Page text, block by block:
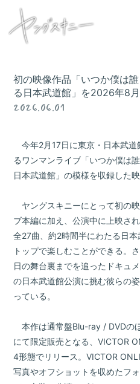
初の映像作品「いつか僕は
る日本武道館」を2026年8
2026.06.01
今年2月17日に東京・日本武道
るワンマンライブ「いつか僕は
日本武道館」の模様を収録した映
ヤングスキニーにとって初の
ブ本編に加え、公演中に上映さ
全27曲、約2時間半にわたる日
トップで楽しむことができる。
日の舞台裏までを追ったドキュ
の日本武道館公演に挑む彼らの
っている。
本作は通常盤Blu-ray / DVDの
にて限定販売となる、VICTOR
4形態でリリース。VICTOR
写真やオフショットを収めたフ